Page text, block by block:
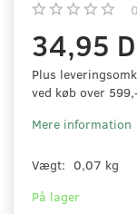
0
34,95
Plus
ved køb over
Mere information
Vægt: 0,07 kg
På lager